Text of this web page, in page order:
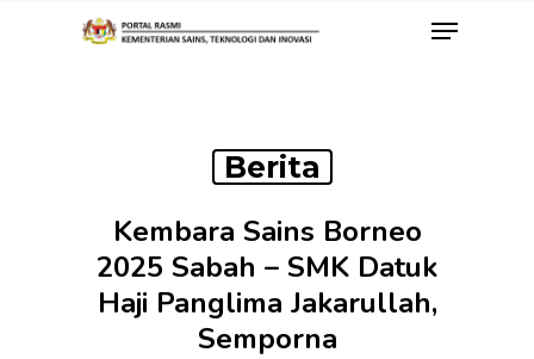
Menu
Berita
Kembara Sains Borneo
2025 Sabah – SMK Datuk
Haji Panglima Jakarullah,
Semporna